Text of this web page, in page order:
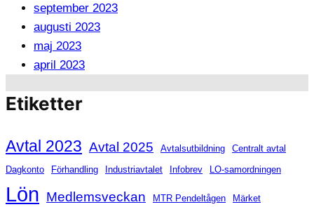
september 2023
augusti 2023
maj 2023
april 2023
Etiketter
Avtal 2023 Avtal 2025 Avtalsutbildning
Centralt avtal
Dagkonto
Förhandling Industriavtalet Infobrev LO-samordningen
Lön Medlemsveckan MTR Pendeltågen Märket